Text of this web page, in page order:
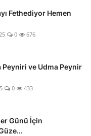
Fethediyor Hemen
0 676
Peyniri ve Udma Peynir
0 433
Günü İçin